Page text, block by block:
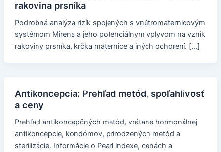
rakovina prsníka
Podrobná analýza rizík spojených s vnútromaternicovým
systémom Mirena a jeho potenciálnym vplyvom na vznik
rakoviny prsníka, krčka maternice a iných ochorení. […]
Antikoncepcia: Prehľad metód, spoľahlivosť
a ceny
Prehľad antikoncepčných metód, vrátane hormonálnej
antikoncepcie, kondómov, prirodzených metód a
sterilizácie. Informácie o Pearl indexe, cenách a